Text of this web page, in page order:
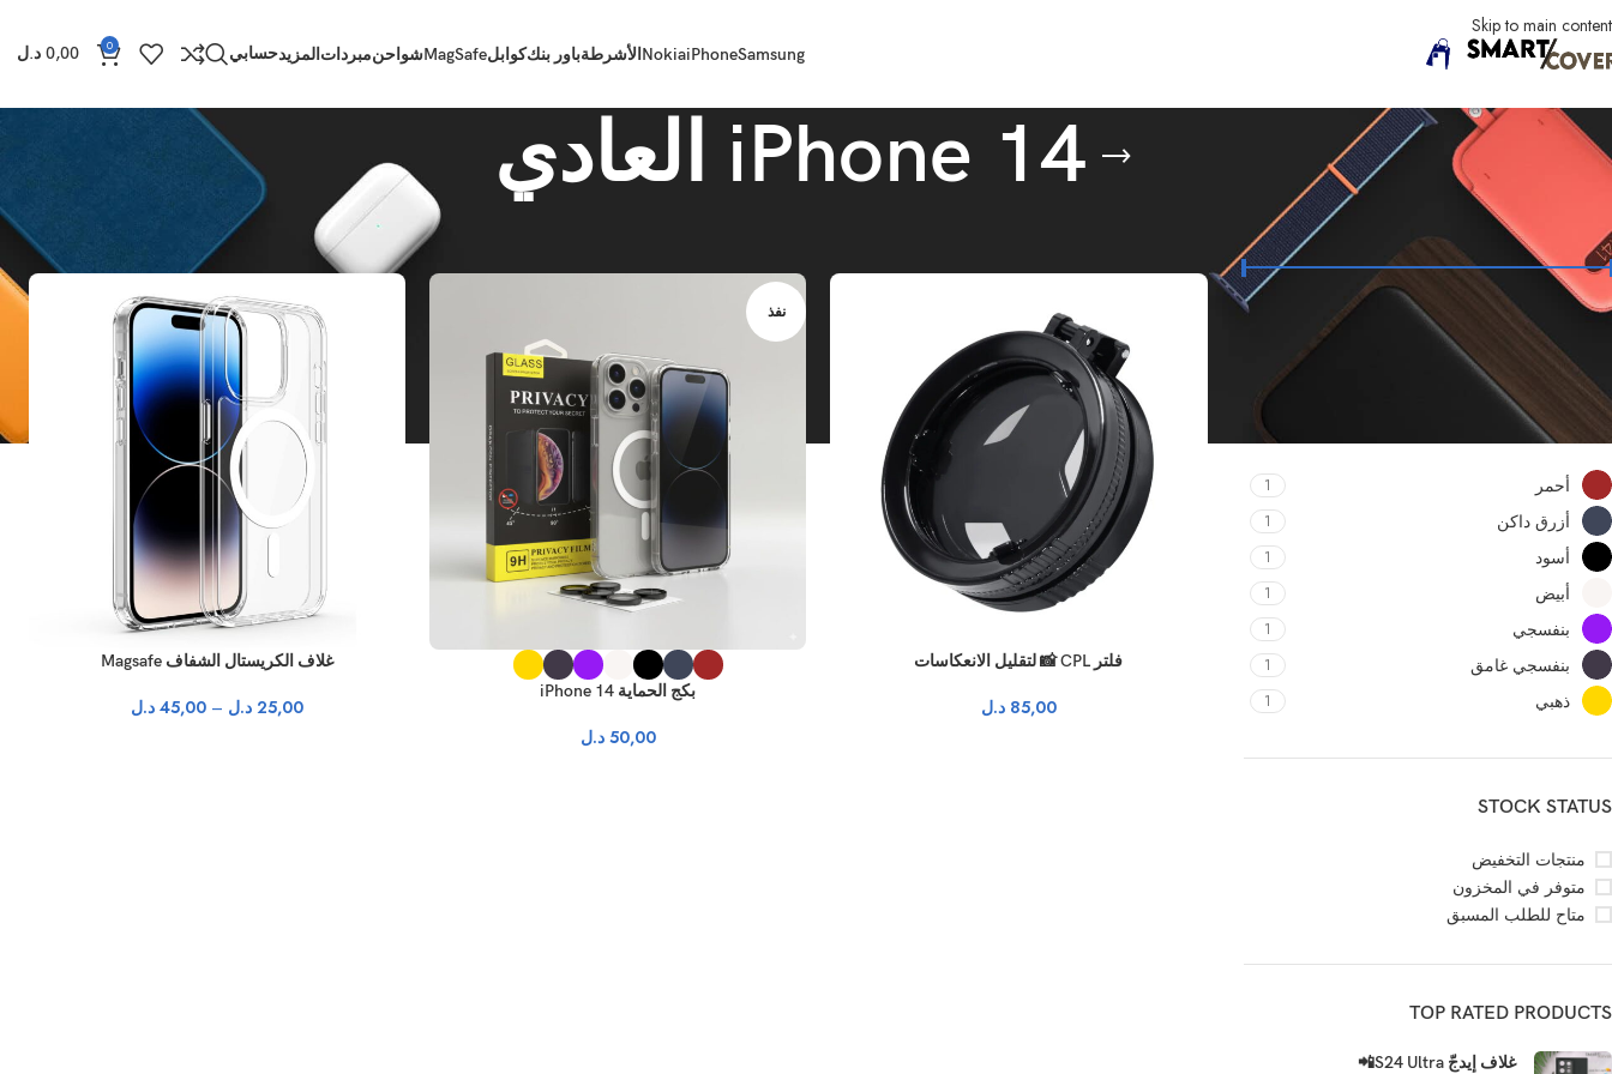
Skip to main content
Samsung
iPhone
Nokia الأشرطةباور بنككوابلMagSafeشواحنمبردات المزيدحسابي 0
0,00 د.ل
iPhone 14 العادي
FILTER BY PRICE
20 د.ل
FILTER BY COLOR
أحمر 1
أزرق داكن 1
أسود 1
أبيض 1
بنفسجي 1
بنفسجي غامق 1
ذهبي 1
STOCK STATUS
منتجات التخفيض
متوفر في المخزون
متاح للطلب المسبق
TOP RATED PRODUCTS
غلاف إيدجّ S24 Ultra📲
12
24
فلتر CPL 📸 لتقليل الانعكاسات
85,00 د.ل
نفذ
بكج الحماية iPhone 14
50,00 د.ل
غلاف الكريستال الشفاف Magsafe
25,00 د.ل –
45,00 د.ل